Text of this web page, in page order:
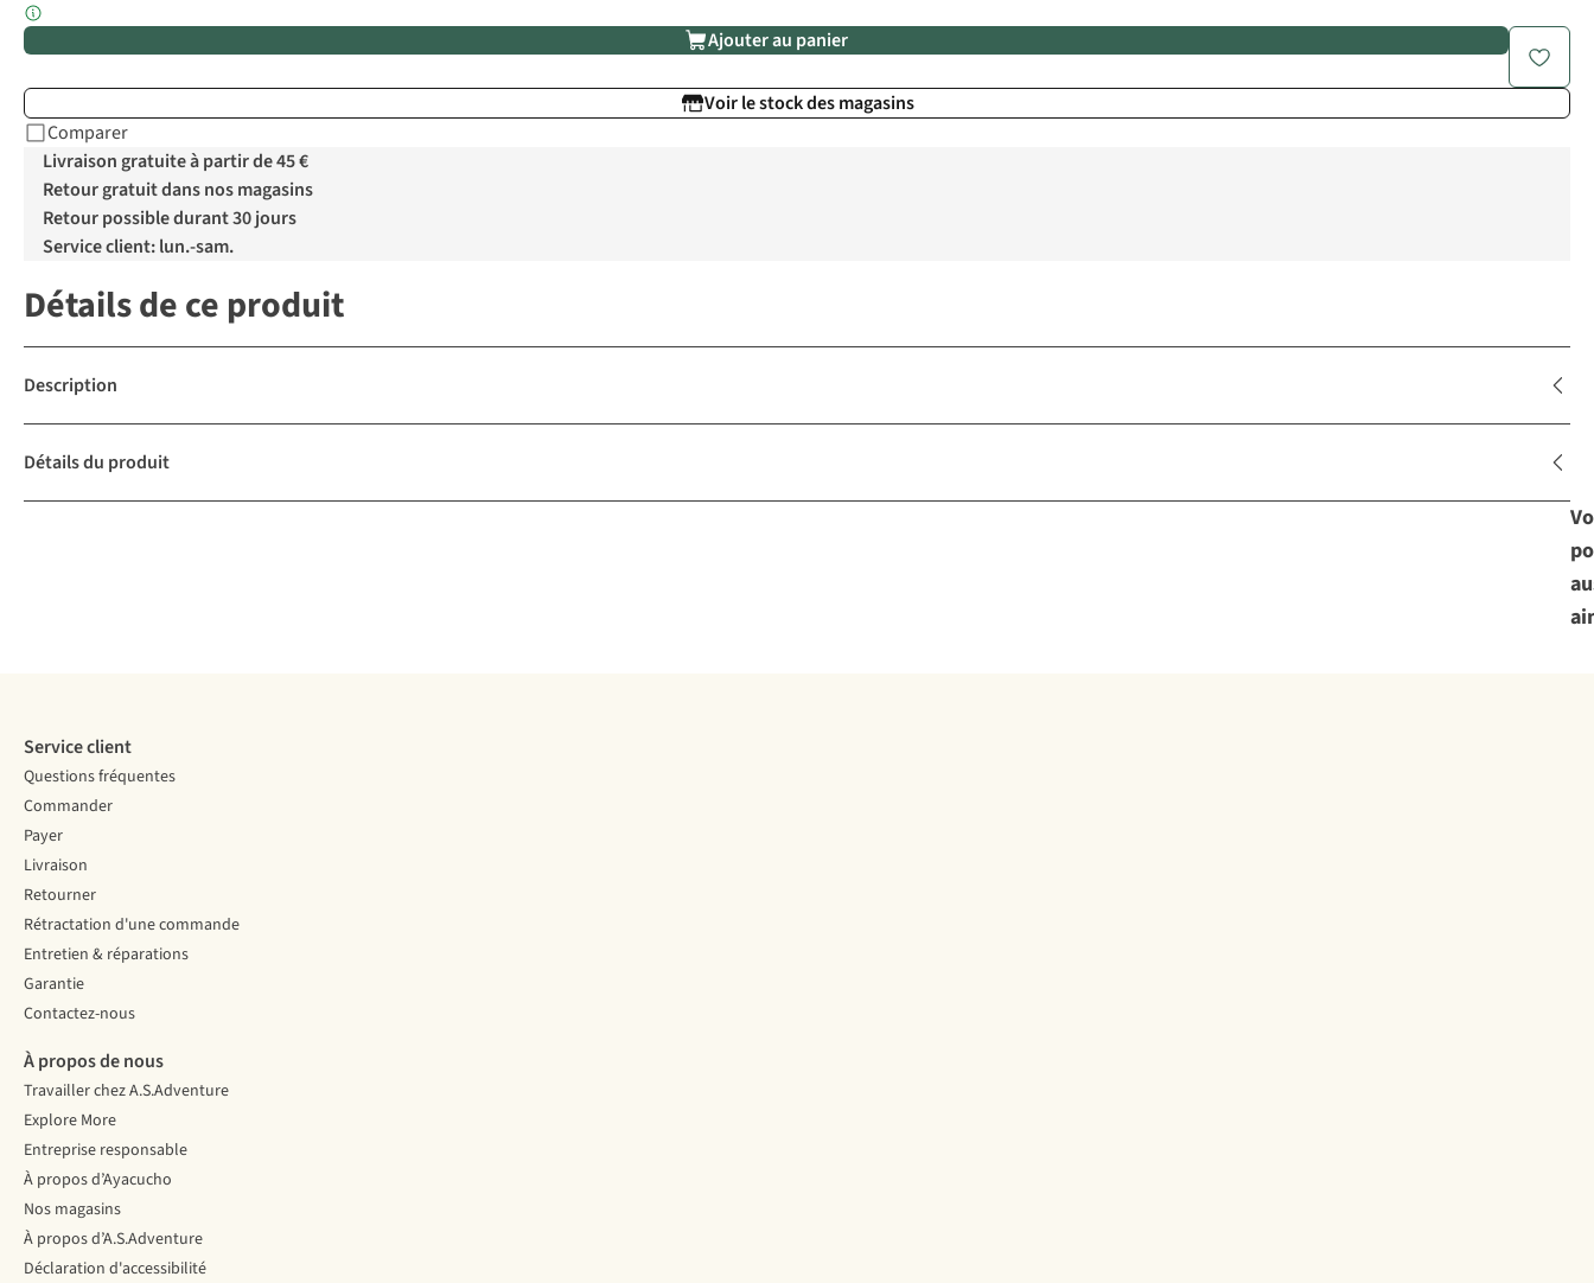
Ajouter au panier
Voir le stock des magasins
Comparer
Livraison gratuite à partir de 45 €
Retour gratuit dans nos magasins
Retour possible durant 30 jours
Service client: lun.-sam.
Détails de ce produit
Description
Détails du produit
Service client
Questions fréquentes
Commander
Payer
Livraison
Retourner
Rétractation d'une commande
Entretien & réparations
Garantie
Contactez-nous
À propos de nous
Travailler chez A.S.Adventure
Explore More
Entreprise responsable
À propos d’Ayacucho
Nos magasins
À propos d’A.S.Adventure
Déclaration d'accessibilité